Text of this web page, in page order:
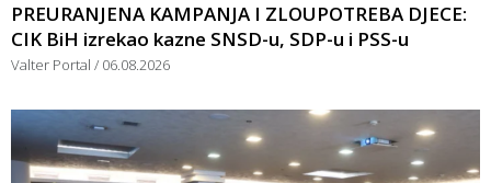
PREURANJENA KAMPANJA I ZLOUPOTREBA DJECE:
CIK BiH izrekao kazne SNSD-u, SDP-u i PSS-u
Valter Portal 06.08.2026